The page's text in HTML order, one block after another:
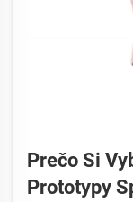
Prečo Si
Prototypy